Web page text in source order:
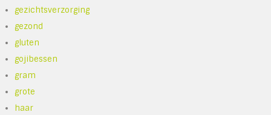
gezichtsverzorging
gezond
gluten
gojibessen
gram
grote
haar